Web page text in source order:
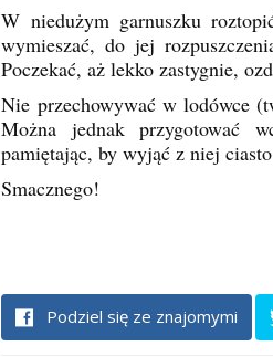
W niedużym garnuszku
wymieszać, do jej
Poczekać, aż lekko zastygnie,
Nie przechowywać w lodówce
Można jednak przygotować
pamiętając, by wyjąć z niej
Smacznego!
Podziel się ze znajomymi